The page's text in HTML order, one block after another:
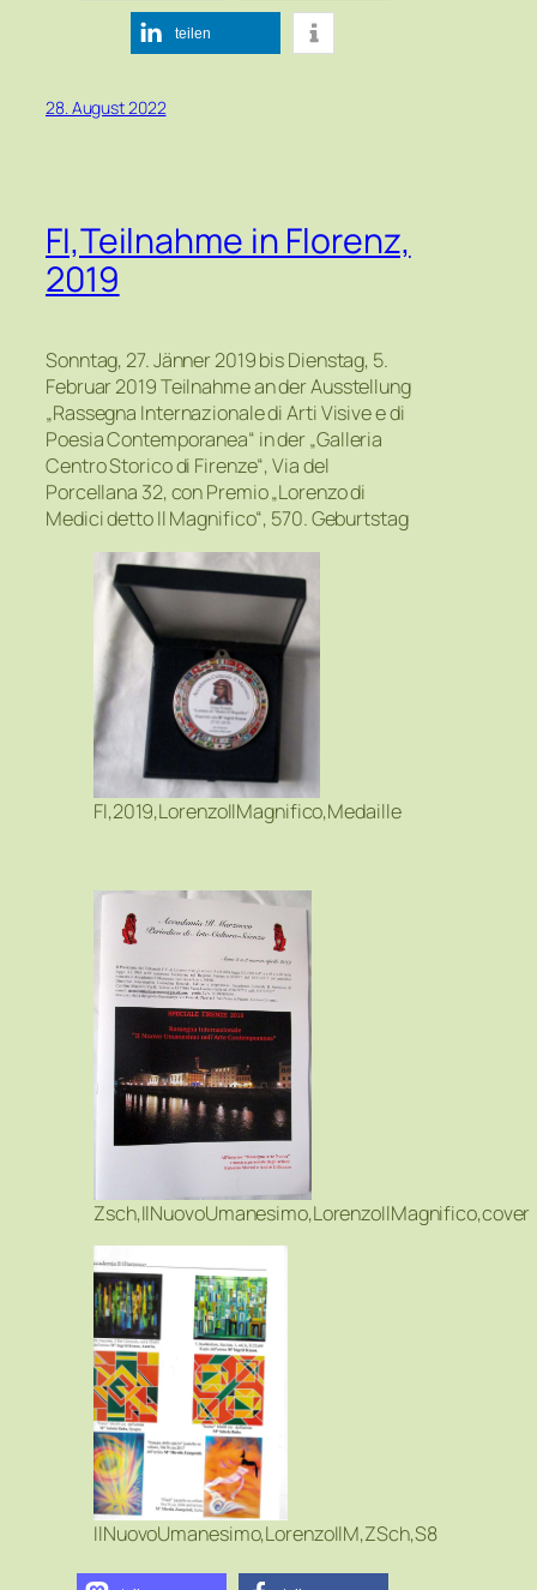
teilen
28. August 2022
FI,Teilnahme in Florenz,
2019
Sonntag, 27. Jänner 2019 bis Dienstag, 5.
Februar 2019 Teilnahme an der Ausstellung
„Rassegna Internazionale di Arti Visive e di
Poesia Contemporanea“ in der „Galleria
Centro Storico di Firenze“, Via del
Porcellana 32, con Premio „Lorenzo di
Medici detto Il Magnifico“, 570. Geburtstag
FI,2019,LorenzoIlMagnifico,Medaille
Zsch,IlNuovoUmanesimo,LorenzoIlMagnifico,cover
IlNuovoUmanesimo,LorenzoIlM,ZSch,S8